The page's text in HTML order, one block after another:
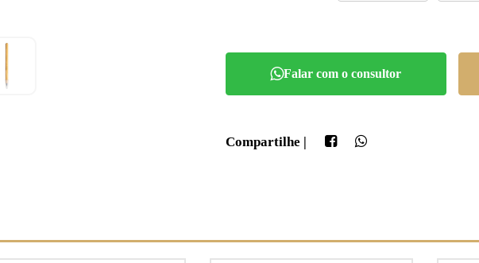
Falar com o consultor
Compartilhe |